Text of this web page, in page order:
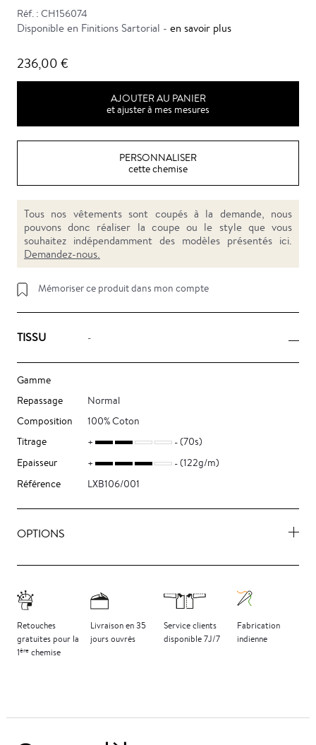
Réf. : CH156074
Disponible en Finitions Sartorial - en savoir plus
236,00 €
AJOUTER AU PANIER
et ajuster à mes mesures
PERSONNALISER
cette chemise
Tous nos vêtements sont coupés à la demande, nous
pouvons donc réaliser la coupe ou le style que vous
souhaitez indépendamment des modèles présentés ici.
Demandez-nous.
Mémoriser ce produit dans mon compte
TISSU -
Gamme
Repassage
Normal
Composition
100% Coton
Titrage
(70s)
Epaisseur
(122g/m)
Référence
LXB106/001
OPTIONS
Retouches
gratuites pour la
1ère chemise
Livraison en 35
jours ouvrés
Service clients
disponible 7J/7
Fabrication
indienne